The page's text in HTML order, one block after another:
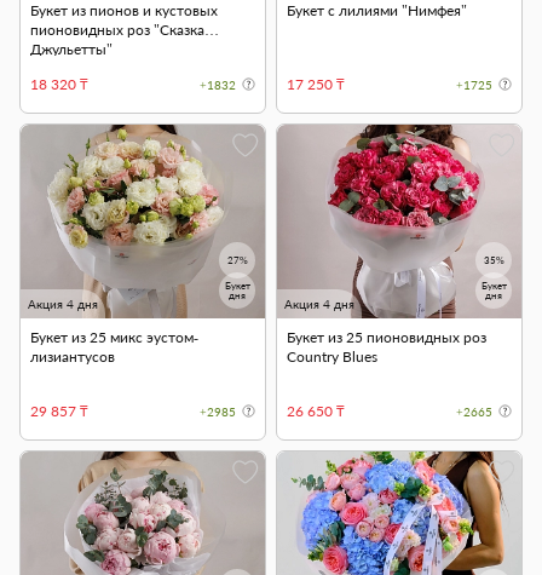
Букет из пионов и кустовых
пионовидных роз "Сказка
Джульетты"
18 320 ₸
+1832
Букет с лилиями "Нимфея"
17 250 ₸ +1725
Акция 4 дня
27%
Букет
дня
Букет из 25 микс эустом-
лизиантусов
29 857 ₸ +2985
Акция 4 дня
35%
Букет
дня
Букет из 25 пионовидных роз
Country Blues
26 650 ₸ +2665